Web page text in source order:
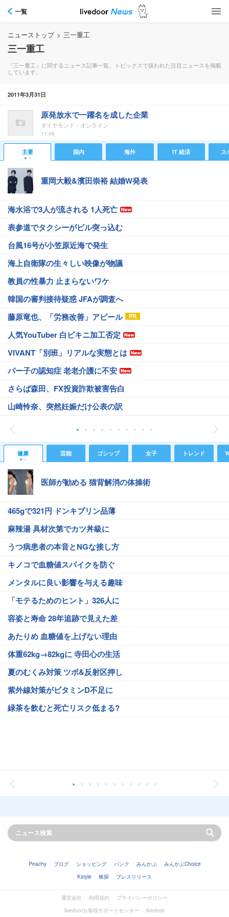
一覧
ニューストップ > 三一重工
三一重工
『三一重工』に関するニュース記事一覧。トピックスで扱われた注目ニュースを掲載
しています。
2011年3月31日
原発放水で一躍名を成した企業
ダイヤモンド・オンライン
11:06
主要 国内 海外 IT 経済 ス
重岡大毅&濱田崇裕 結婚W発表
海水浴で3人が流される 1人死亡
表参道でタクシーがビル突っ込む
台風16号が小笠原近海で発生
海上自衛隊の生々しい映像が物議
教員の性暴力 止まらないワケ
韓国の審判接待疑惑 JFAが調査へ
藤原竜也、「労務改善」アピール
人気YouTuber 白ビキニ加工否定
VIVANT「別班」リアルな実態とは
パー子の認知症 老老介護に不安
さらば森田、FX投資詐欺被害告白
山崎怜奈、突然妊娠だけ公表の訳
健康 芸能 ゴシップ 女子 トレンド
医師が勧める 猫背解消の体操術
465gで321円 ドンキプリン品薄
麻辣湯 具材次第でカツ丼級に
うつ病患者の本音とNGな接し方
キノコで血糖値スパイクを防ぐ
メンタルに良い影響を与える趣味
「モテるためのヒント」326人に
容姿と寿命 28年追跡で見えた差
あたりめ 血糖値を上げない理由
体重62kg→82kgに 寺田心の生活
夏のむくみ対策 ツボ&反射区押し
紫外線対策がビタミンD不足に
緑茶を飲むと死亡リスク低まる?
Peachy ブログ ショッピング バンク みんかぶ
みんかぶChoice
Kstyle
株探 プレスリリース
運営会社 利用規約
プライバシーポリシー
livedoorお客様サポートセンター
livedoor